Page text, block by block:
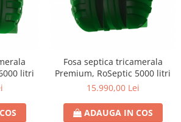
litri
Fosa septica tricamerala
Premium, RoSeptic 5000 litri
15.990,00 Lei
ADAUGA IN COS